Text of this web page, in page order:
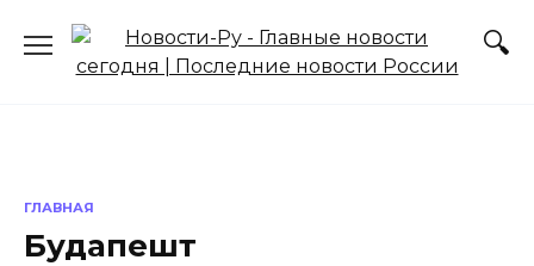
содержанию
ГЛАВНАЯ
Будапешт